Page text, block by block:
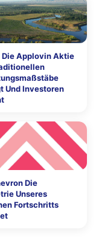
Die Applovin Aktie
Und Investoren
Die
Unseres
Fortschritts